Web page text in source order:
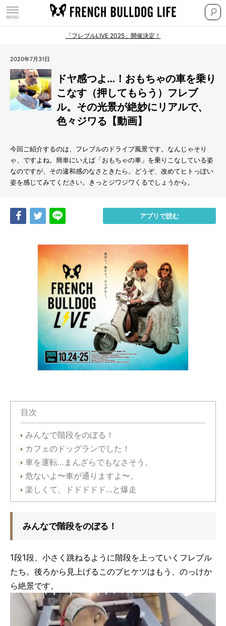
「フレブルLIVE 2025」開催決定！
2020年7月31日
ドヤ感つよ…！おもちゃの車を乗り
こなす（押してもらう）フレブ
ル。その光景が絶妙にリアルで、
色々ジワる【動画】
今回ご紹介するのは、フレブルのドライブ風景です。なんじゃそり
ゃ、ですよね。簡単にいえば「おもちゃの車」を乗りこなしている姿
なのですが、その違和感のなさときたら。どうぞ、改めてヒトっぽい
姿を感じてみてください。きっとジワジワくるでしょうから。
Share Tweet アプリで読む
目次
みんなで階段をのぼる！
カフェのドッグランでした！
車を運転…まんざらでもなさそう。
危ないよ〜車が通りますよ〜。
楽しくて、ドドドドド…と爆走
みんなで階段をのぼる！
1段1段、小さく跳ねるように階段を上っていくフレブル
たち。後ろから見上げるこのブヒケツはもう、のっけか
ら絶景です。